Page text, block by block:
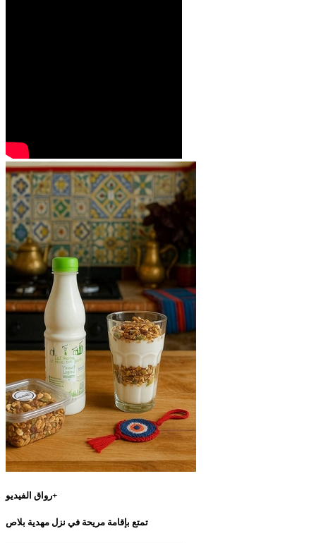
رواق الفيديو+
تمتع بإقامة مريحة في نزل مهدية بلاص